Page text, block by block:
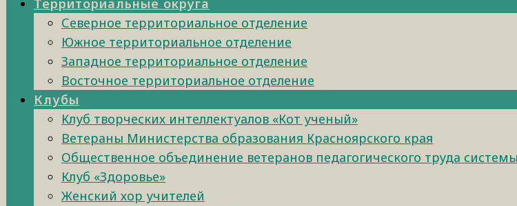
Территориальные округа
Северное территориальное отделение
Южное территориальное отделение
Западное территориальное отделение
Восточное территориальное отделение
Клубы
Клуб творческих интеллектуалов «Кот ученый»
Ветераны Министерства образования Красноярского края
Общественное объединение ветеранов педагогического труда
Клуб «Здоровье»
Женский хор учителей